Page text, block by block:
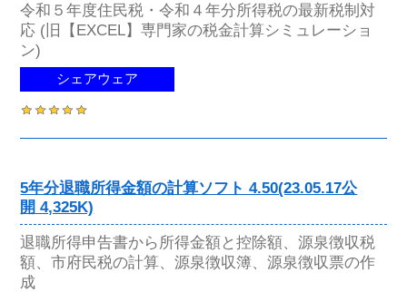
令和５年度住民税・令和４年分所得税の最新税制対
応 (旧【EXCEL】専門家の税金計算シミュレーショ
ン)
シェアウェア
5年分退職所得金額の計算ソフト 4.50(23.05.17公
開 4,325K)
退職所得申告書から所得金額と控除額、源泉徴収税
額、市府民税の計算、源泉徴収簿、源泉徴収票の作
成